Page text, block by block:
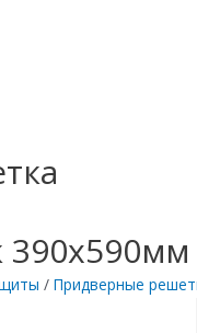
390х590мм
/ Придверные